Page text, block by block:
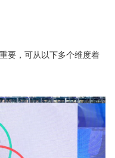
要，可从以下多个维度着